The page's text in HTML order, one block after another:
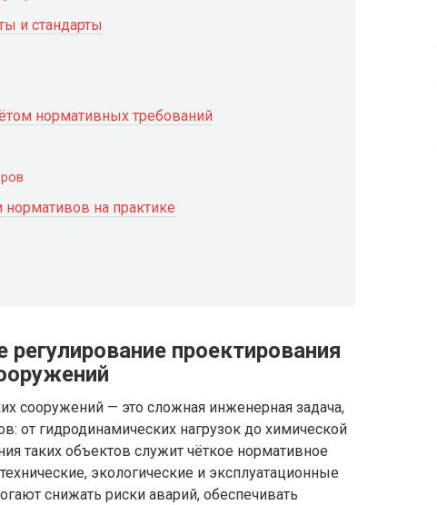
и стандарты
нормативных требований
на практике
проектирования
сооружений — это сложная инженерная задача,
от гидродинамических нагрузок до химической
таких объектов служит чёткое нормативное
экологические и эксплуатационные
снижать риски аварий, обеспечивать